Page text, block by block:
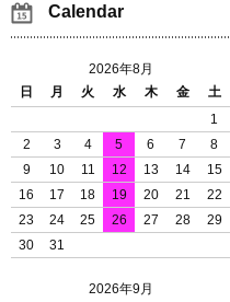
Calendar
2026年8月
日
月 火 水 木 金
土
1
2
3 4 5 6 7
8
9
10 11 12 13 14
15
16
17 18 19 20 21
22
23
24 25 26 27 28
29
30
31
2026年9月